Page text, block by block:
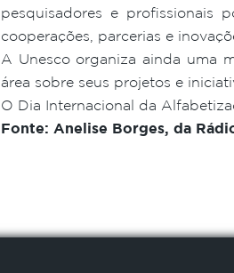
pesquisadores e profissionais
cooperações, parcerias e
A Unesco organiza ainda uma
área sobre seus projetos e
O Dia Internacional da
Fonte: Anelise Borges, da